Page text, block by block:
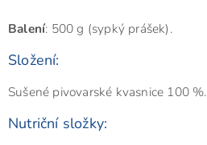
Balení: 500 g (sypký prášek).
Složení:
Sušené pivovarské kvasnice 100 %.
Nutriční složky: